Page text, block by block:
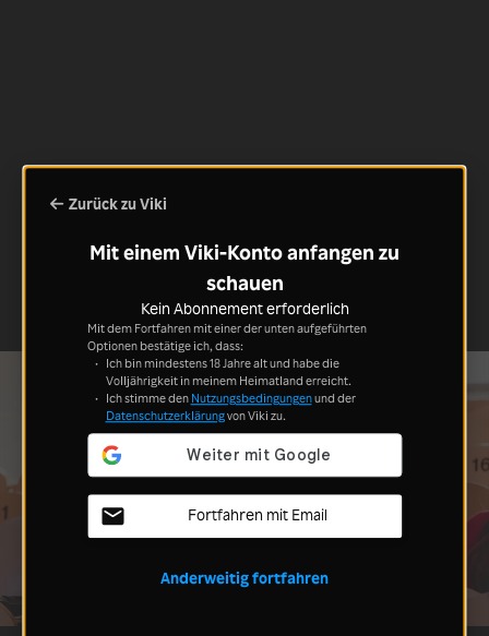
Zurück zu Viki
Mit einem Viki-Konto anfangen zu
schauen
Kein Abonnement erforderlich
Mit dem Fortfahren mit einer der unten aufgeführten
Optionen bestätige ich, dass:
Ich bin mindestens 18 Jahre alt und habe die
Volljährigkeit in meinem Heimatland erreicht.
Ich stimme den Nutzungsbedingungenund der
Datenschutzerklärungvon Viki zu.
Fortfahren mit Email
Anderweitig fortfahren